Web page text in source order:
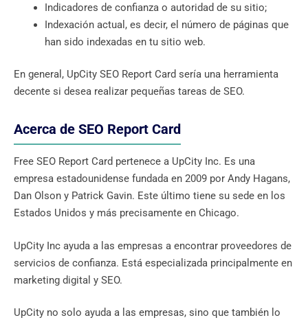
Indicadores de confianza o autoridad de su sitio;
Indexación actual, es decir, el número de páginas que
han sido indexadas en tu sitio web.
En general, UpCity SEO Report Card sería una herramienta
decente si desea realizar pequeñas tareas de SEO.
Acerca de SEO Report Card
Free SEO Report Card pertenece a UpCity Inc. Es una
empresa estadounidense fundada en 2009 por Andy Hagans,
Dan Olson y Patrick Gavin. Este último tiene su sede en los
Estados Unidos y más precisamente en Chicago.
UpCity Inc ayuda a las empresas a encontrar proveedores de
servicios de confianza. Está especializada principalmente en
marketing digital y SEO.
UpCity no solo ayuda a las empresas, sino que también lo